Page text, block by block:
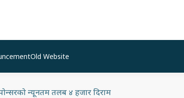
Old Website
न्यूनतम तलब ४ हजार दिराम